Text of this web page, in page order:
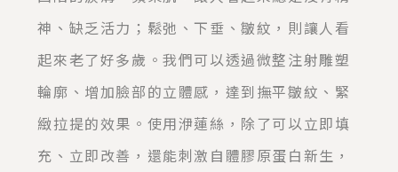
神、缺乏活力；鬆弛、下垂、皺紋，則讓人看
起來老了好多歲。我們可以透過微整注射雕塑
輪廓、增加臉部的立體感，達到撫平皺紋、緊
緻拉提的效果。使用洢蓮絲，除了可以立即填
充、立即改善，還能刺激自體膠原蛋白新生，